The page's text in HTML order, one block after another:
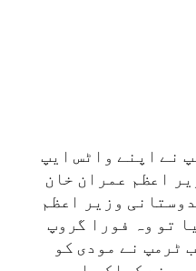
نے اپنے واٹس ایپ
اعظم عمران خان
وزیر اعظم
تو وہ فورا گروپ
ٹرمپ نے مودی کو